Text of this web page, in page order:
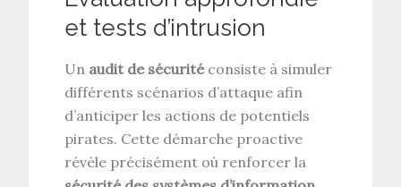
et tests d’intrusion
Un audit de sécurité consiste à simuler
différents scénarios d’attaque afin
d’anticiper les actions de potentiels
pirates. Cette démarche proactive
révèle précisément où renforcer la